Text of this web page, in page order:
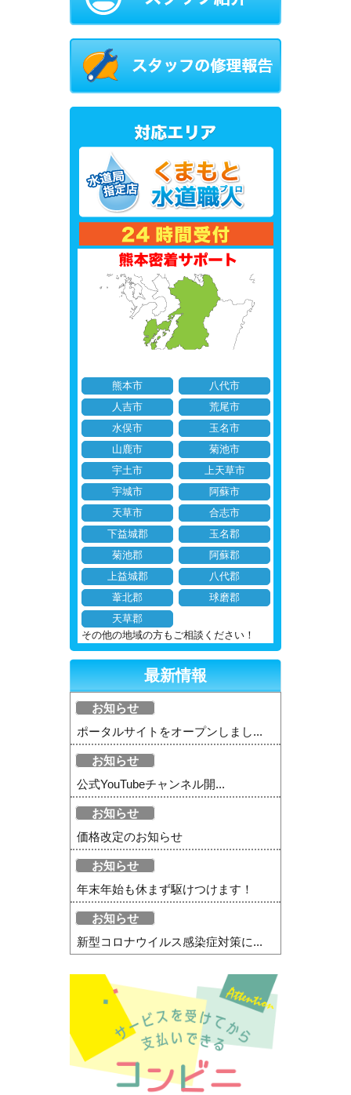
熊本市
八代市
人吉市
荒尾市
水俣市
玉名市
山鹿市
菊池市
宇土市
上天草市
宇城市
阿蘇市
天草市
合志市
下益城郡
玉名郡
菊池郡
阿蘇郡
上益城郡
八代郡
葦北郡
球磨郡
天草郡
その他の地域の方もご相談ください！
最新情報
お知らせ
ポータルサイトをオープンしまし...
お知らせ
公式YouTubeチャンネル開...
お知らせ
価格改定のお知らせ
お知らせ
年末年始も休まず駆けつけます！
お知らせ
新型コロナウイルス感染症対策に...